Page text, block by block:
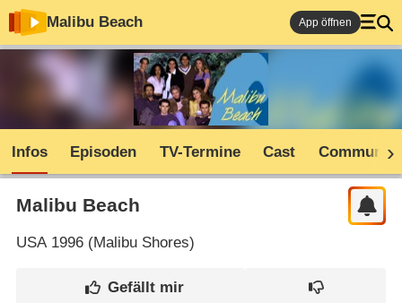
Malibu Beach App öffnen
Infos Episoden TV-Termine Cast Community
Malibu Beach
USA1996 (Malibu Shores)